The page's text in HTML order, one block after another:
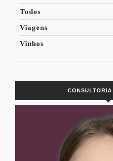
Todos
Viagens
Vinhos